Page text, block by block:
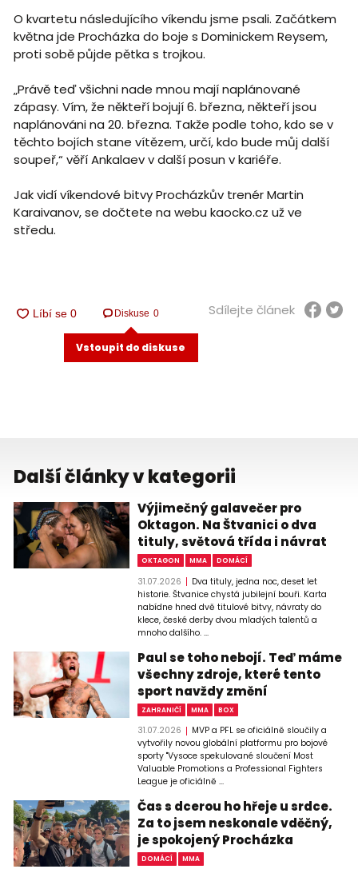
O kvartetu následujícího víkendu jsme psali. Začátkem
května jde Procházka do boje s Dominickem Reysem,
proti sobě půjde pětka s trojkou.
„Právě teď všichni nade mnou mají naplánované
zápasy. Vím, že někteří bojují 6. března, někteří jsou
naplánováni na 20. března. Takže podle toho, kdo se v
těchto bojích stane vítězem, určí, kdo bude můj další
soupeř,“ věří Ankalaev v další posun v kariéře.
Jak vidí víkendové bitvy Procházkův trenér Martin
Karaivanov, se dočtete na webu kaocko.cz už ve
středu.
Diskuse 0
Vstoupit do diskuse
Sdílejte článek
Další články v kategorii
Výjimečný galavečer pro
Oktagon. Na Štvanici o dva
tituly, světová třída i návrat
OKTAGON MMA DOMÁCÍ
31.07.2026
Dva tituly, jedna noc, deset let
historie. Štvanice chystá jubilejní bouři. Karta
nabídne hned dvě titulové bitvy, návraty do
klece, české derby dvou mladých talentů a
mnoho dalšího. ...
Paul se toho nebojí. Teď máme
všechny zdroje, které tento
sport navždy změní
ZAHRANIČÍ MMA BOX
31.07.2026
MVP a PFL se oficiálně sloučily a
vytvořily novou globální platformu pro bojové
sporty "Vysoce spekulované sloučení Most
Valuable Promotions a Professional Fighters
League je oficiálně ...
Čas s dcerou ho hřeje u srdce.
Za to jsem neskonale vděčný,
je spokojený Procházka
DOMÁCÍ MMA